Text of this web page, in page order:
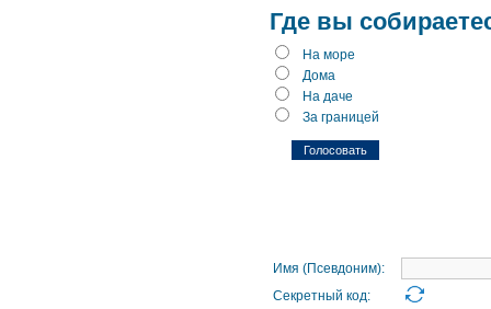
Где вы
На море
Дома
На даче
За границей
Имя (Псевдоним):
Секретный код: